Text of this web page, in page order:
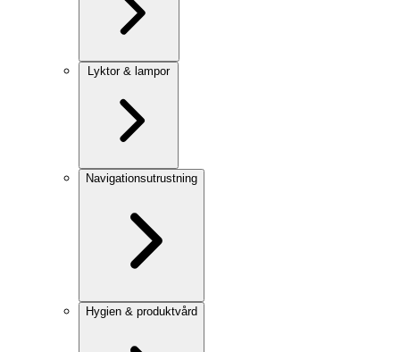
Lyktor & lampor
Navigationsutrustning
Hygien & produktvård